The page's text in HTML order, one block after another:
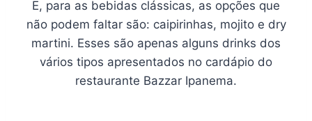
E, para as bebidas clássicas, as opções que
não podem faltar são: caipirinhas, mojito e dry
martini. Esses são apenas alguns drinks dos
vários tipos apresentados no cardápio do
restaurante Bazzar Ipanema.